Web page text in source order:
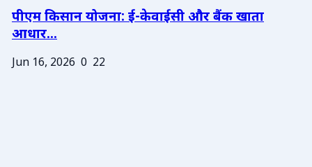
पीएम किसान योजना: ई-केवाईसी और बैंक खाता
आधार...
Jun 16, 2026 0 22